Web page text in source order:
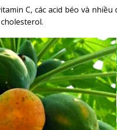
C, các acid béo và